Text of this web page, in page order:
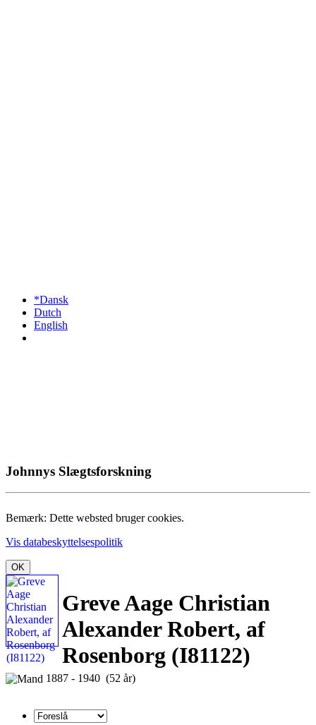
*Dansk
Dutch
English
Johnnys Slægtsforskning
Bemærk: Dette websted bruger cookies.
Vis databeskyttelsespolitik
OK
Greve Aage Christian
Alexander Robert, af
Rosenborg (I81122)
1887 - 1940 (52 år)